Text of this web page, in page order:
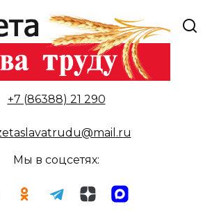
+7 (86388) 21 290
Мы в соцсетях: